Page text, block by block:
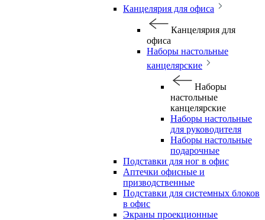
Канцелярия для офиса
Канцелярия для
офиса
Наборы настольные
канцелярские
Наборы
настольные
канцелярские
Наборы настольные
для руководителя
Наборы настольные
подарочные
Подставки для ног в офис
Аптечки офисные и
призводственные
Подставки для системных блоков
в офис
Экраны проекционные